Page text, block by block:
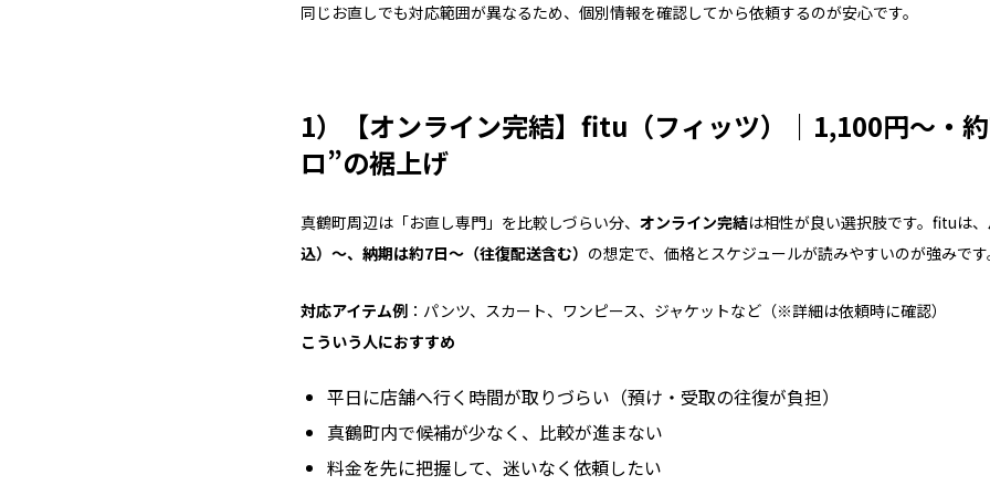
同じお直しでも対応範囲が異なるため、個別情報を確認してから依頼するのが安心です。
1）【オンライン完結】fitu（フィッツ）｜1,100円～・
ロ”の裾上げ
真鶴町周辺は「お直し専門」を比較しづらい分、 オンライン完結は相性が良い選択肢です。fituは、
込）～、納期は約7日～（往復配送含む） の想定で、価格とスケジュールが読みやすいのが強みです
対応アイテム例 ：パンツ、スカート、ワンピース、ジャケットなど（※詳細は依頼時に確認）
こういう人におすすめ
平日に店舗へ行く時間が取りづらい（預け・受取の往復が負担）
真鶴町内で候補が少なく、比較が進まない
料金を先に把握して、迷いなく依頼したい